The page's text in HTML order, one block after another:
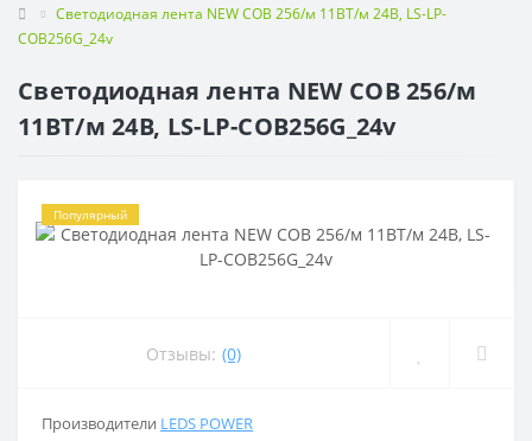
Светодиодная лента NEW COB 256/м 11ВТ/м 24В, LS-LP-
COB256G_24v
Светодиодная лента NEW COB 256/м
11ВТ/м 24В, LS-LP-COB256G_24v
Популярный
Отзывы: (0)
Производители LEDS POWER